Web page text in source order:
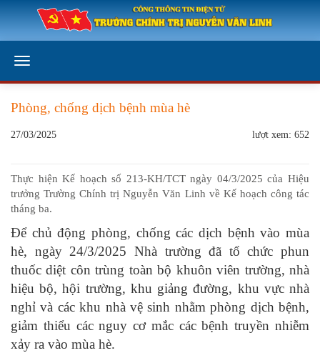
Phòng, chống dịch bệnh mùa hè
27/03/2025 lượt xem: 652
Thực hiện Kế hoạch số 213-KH/TCT ngày 04/3/2025 của Hiệu
trưởng Trường Chính trị Nguyễn Văn Linh về Kế hoạch công tác
tháng ba.
Để chủ động phòng, chống các dịch bệnh vào mùa
hè, ngày 24/3/2025 Nhà trường đã tổ chức phun
thuốc diệt côn trùng toàn bộ khuôn viên trường, nhà
hiệu bộ, hội trường, khu giảng đường, khu vực nhà
nghỉ và các khu nhà vệ sinh nhằm phòng dịch bệnh,
giảm thiểu các nguy cơ mắc các bệnh truyền nhiễm
xảy ra vào mùa hè.